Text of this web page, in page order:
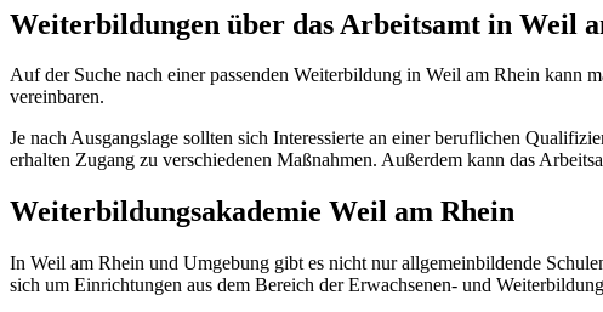
Weiterbildungen über das Arbeitsamt in Weil
Auf der Suche nach einer passenden Weiterbildung in Weil am Rhein kann
vereinbaren.
Je nach Ausgangslage sollten sich Interessierte an einer beruflichen
erhalten Zugang zu verschiedenen Maßnahmen. Außerdem kann das
Weiterbildungsakademie Weil am Rhein
In Weil am Rhein und Umgebung gibt es nicht nur allgemeinbildende
sich um Einrichtungen aus dem Bereich der Erwachsenen- und